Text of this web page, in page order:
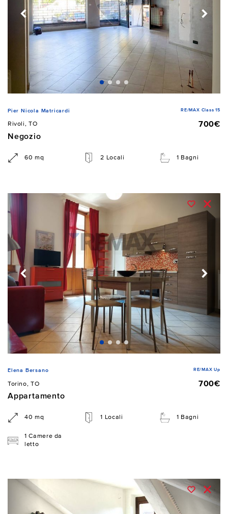
Pier Nicola Matricardi RE/MAX Class 15
Rivoli, TO
700€
Negozio
60 mq 2 Locali 1 Bagni
Elena Bersano RE/MAX Up
Torino, TO
700€
Appartamento
40 mq 1 Locali 1 Bagni
1 Camere da
letto